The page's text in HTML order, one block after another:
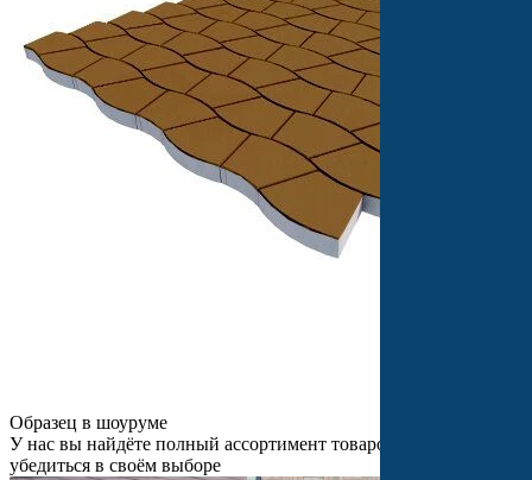
Образец в шоуруме
У нас вы найдёте полный ассортимент товаров и сможете
убедиться в своём выборе